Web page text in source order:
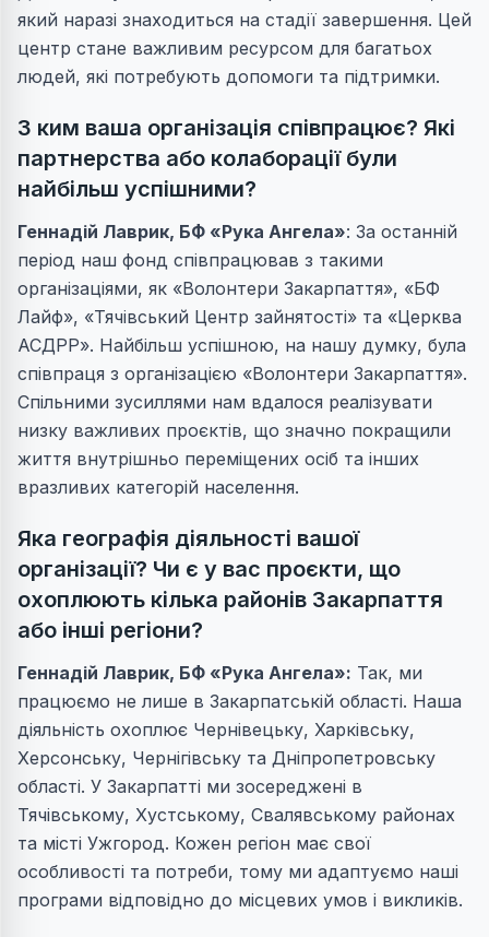
який наразі знаходиться на стадії завершення. Цей
центр стане важливим ресурсом для багатьох
людей, які потребують допомоги та підтримки.
З ким ваша організація співпрацює? Які
партнерства або колаборації були
найбільш успішними?
Геннадій Лаврик, БФ «Рука Ангела»: За останній
період наш фонд співпрацював з такими
організаціями, як «Волонтери Закарпаття», «БФ
Лайф», «Тячівський Центр зайнятості» та «Церква
АСДРР». Найбільш успішною, на нашу думку, була
співпраця з організацією «Волонтери Закарпаття».
Спільними зусиллями нам вдалося реалізувати
низку важливих проєктів, що значно покращили
життя внутрішньо переміщених осіб та інших
вразливих категорій населення.
Яка географія діяльності вашої
організації? Чи є у вас проєкти, що
охоплюють кілька районів Закарпаття
або інші регіони?
Геннадій Лаврик, БФ «Рука Ангела»: Так, ми
працюємо не лише в Закарпатській області. Наша
діяльність охоплює Чернівецьку, Харківську,
Херсонську, Чернігівську та Дніпропетровську
області. У Закарпатті ми зосереджені в
Тячівському, Хустському, Свалявському районах
та місті Ужгород. Кожен регіон має свої
особливості та потреби, тому ми адаптуємо наші
програми відповідно до місцевих умов і викликів.